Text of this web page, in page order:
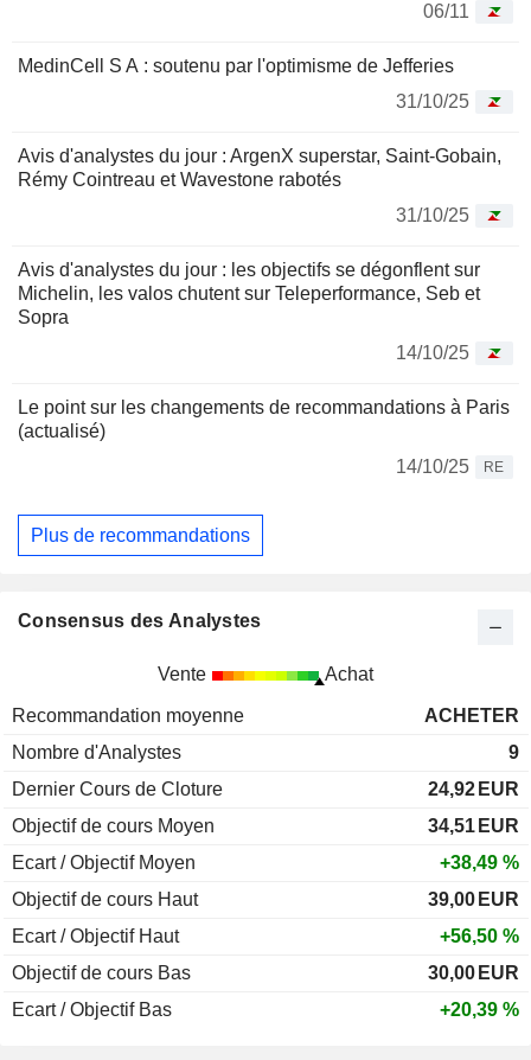
06/11
MedinCell S A : soutenu par l'optimisme de Jefferies
31/10/25
Avis d'analystes du jour : ArgenX superstar, Saint-Gobain,
Rémy Cointreau et Wavestone rabotés
31/10/25
Avis d'analystes du jour : les objectifs se dégonflent sur
Michelin, les valos chutent sur Teleperformance, Seb et
Sopra
14/10/25
Le point sur les changements de recommandations à Paris
(actualisé)
14/10/25
RE
Plus de recommandations
Consensus des Analystes
Vente Achat
Recommandation moyenne
ACHETER
Nombre d'Analystes
9
Dernier Cours de Cloture
24,92 EUR
Objectif de cours Moyen
34,51 EUR
Ecart / Objectif Moyen
+38,49 %
Objectif de cours Haut
39,00 EUR
Ecart / Objectif Haut
+56,50 %
Objectif de cours Bas
30,00 EUR
Ecart / Objectif Bas
+20,39 %